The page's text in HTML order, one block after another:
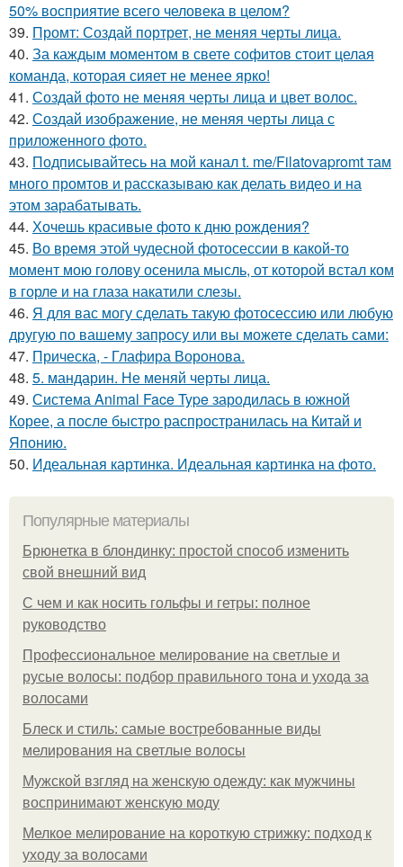
50% восприятие всего человека в целом?
39. Промт: Создай портрет, не меняя черты лица.
40. За каждым моментом в свете софитов стоит целая
команда, которая сияет не менее ярко!
41. Создай фото не меняя черты лица и цвет волос.
42. Создай изображение, не меняя черты лица с
приложенного фото.
43. Подписывайтесь на мой канал t. me/Filatovapromt там
много промтов и рассказываю как делать видео и на
этом зарабатывать.
44. Хочешь красивые фото к дню рождения?
45. Во время этой чудесной фотосессии в какой-то
момент мою голову осенила мысль, от которой встал ком
в горле и на глаза накатили слезы.
46. Я для вас могу сделать такую фотосессию или любую
другую по вашему запросу или вы можете сделать сами:
47. Прическа, - Глафира Воронова.
48. 5. мандарин. Не меняй черты лица.
49. Система Animal Face Type зародилась в южной
Корее, а после быстро распространилась на Китай и
Японию.
50. Идеальная картинка. Идеальная картинка на фото.
Популярные материалы
Брюнетка в блондинку: простой способ изменить
свой внешний вид
С чем и как носить гольфы и гетры: полное
руководство
Профессиональное мелирование на светлые и
русые волосы: подбор правильного тона и ухода за
волосами
Блеск и стиль: самые востребованные виды
мелирования на светлые волосы
Мужской взгляд на женскую одежду: как мужчины
воспринимают женскую моду
Мелкое мелирование на короткую стрижку: подход к
уходу за волосами